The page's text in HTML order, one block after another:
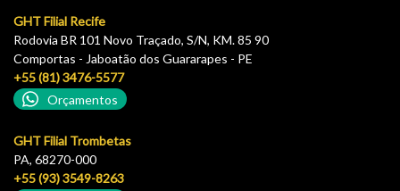
GHT Filial Recife
Rodovia BR 101 Novo Traçado, S/N, KM. 85 90
Comportas - Jaboatão dos Guararapes - PE
+55 (81) 3476-5577
Orçamentos
GHT Filial Trombetas
PA, 68270-000
+55 (93) 3549-8263